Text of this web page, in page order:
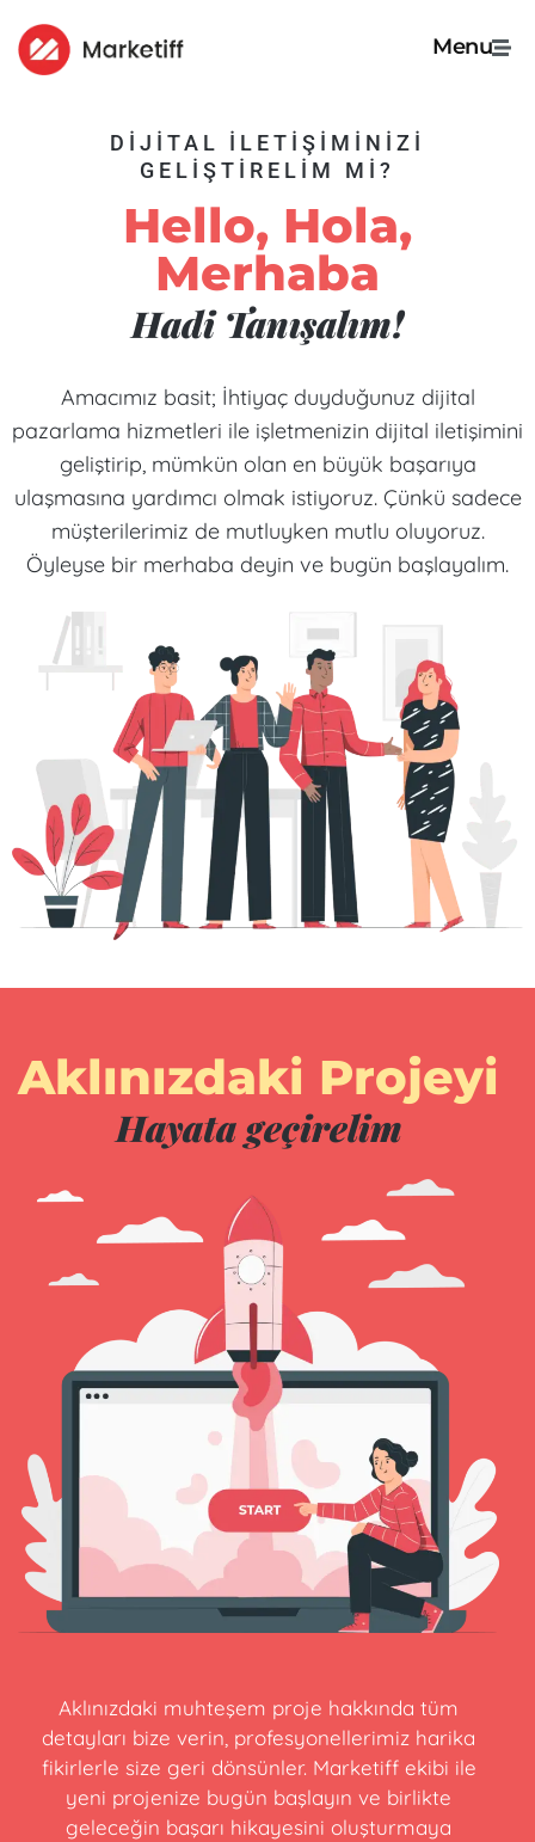
Menu
DIJITAL İLETIŞIMINIZI
GELIŞTIRELIM MI?
Hello, Hola,
Merhaba
Hadi Tanışalım!
Amacımız basit; İhtiyaç duyduğunuz dijital
pazarlama hizmetleri ile işletmenizin dijital iletişimini
geliştirip, mümkün olan en büyük başarıya
ulaşmasına yardımcı olmak istiyoruz. Çünkü sadece
müşterilerimiz de mutluyken mutlu oluyoruz.
Öyleyse bir merhaba deyin ve bugün başlayalım.
Aklınızdaki Projeyi
Hayata geçirelim
Aklınızdaki muhteşem proje hakkında tüm
detayları bize verin, profesyonellerimiz harika
fikirlerle size geri dönsünler. Marketiff ekibi ile
yeni projenize bugün başlayın ve birlikte
geleceğin başarı hikayesini oluşturmaya